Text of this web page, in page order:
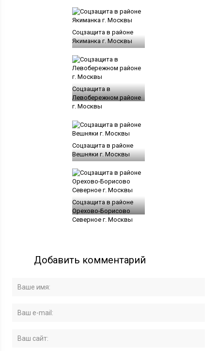
Соцзащита в районе
Якиманка г. Москвы
Соцзащита в
Левобережном районе
г. Москвы
Соцзащита в районе
Вешняки г. Москвы
Соцзащита в районе
Орехово-Борисово
Северное г. Москвы
Добавить комментарий